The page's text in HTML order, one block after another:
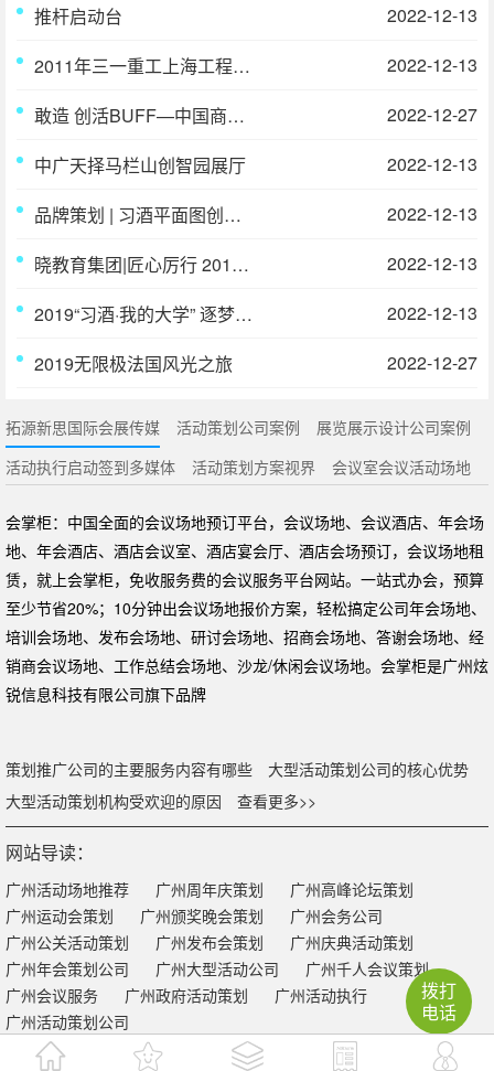
推杆启动台
2022-12-13
2011年三一重工上海工程机械展
2022-12-13
敢造 创活BUFF—中国商业体验造物节
2022-12-27
中广天择马栏山创智园展厅
2022-12-13
品牌策划 | 习酒平面图创意设计方案
2022-12-13
晓教育集团|匠心厉行 2018年度总结表彰
2022-12-13
2019“习酒·我的大学” 逐梦奖学金全国颁奖仪式
2022-12-13
2019无限极法国风光之旅
2022-12-27
拓源新思国际会展传媒 活动策划公司案例
展览展示设计公司案例
活动执行启动签到多媒体
活动策划方案视界 会议室会议活动场地
会掌柜：中国全面的会议场地预订平台，会议场地、会议酒店、年会场
地、年会酒店、酒店会议室、酒店宴会厅、酒店会场预订，会议场地租
赁，就上会掌柜，免收服务费的会议服务平台网站。一站式办会，预算
至少节省20%；10分钟出会议场地报价方案，轻松搞定公司年会场地、
培训会场地、发布会场地、研讨会场地、招商会场地、答谢会场地、经
销商会议场地、工作总结会场地、沙龙/休闲会议场地。会掌柜是广州炫
锐信息科技有限公司旗下品牌
策划推广公司的主要服务内容有哪些
大型活动策划公司的核心优势
大型活动策划机构受欢迎的原因
查看更多>>
网站导读：
广州活动场地推荐 广州周年庆策划
广州高峰论坛策划
广州运动会策划
广州颁奖晚会策划
广州会务公司
广州公关活动策划
广州发布会策划
广州庆典活动策划
广州年会策划公司
广州大型活动公司
广州千人会议策划
广州会议服务
广州政府活动策划
广州活动执行
广州活动策划公司
拨打
电话